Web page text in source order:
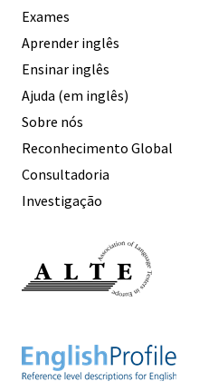
Exames
Aprender inglês
Ensinar inglês
Ajuda (em inglês)
Sobre nós
Reconhecimento Global
Consultadoria
Investigação